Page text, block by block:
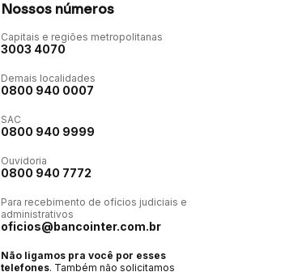
Nossos números
Capitais e regiões metropolitanas
3003 4070
Demais localidades
0800 940 0007
SAC
0800 940 9999
Ouvidoria
0800 940 7772
Para recebimento de ofícios judiciais e
administrativos
oficios@bancointer.com.br
Não ligamos pra você por esses
telefones. Também não solicitamos